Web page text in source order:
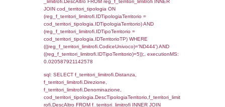
0.00076913833618164
sql: SELECT el_regioni.Regione,
el_comuni.Comune,
f_confini INNER JOIN ((el_comuni INNER
ON el_comuni.IstProvincia =
INNER JOIN el_regioni ON
el_regioni.IstRegione) ON
el_comuni.IstComune WHERE